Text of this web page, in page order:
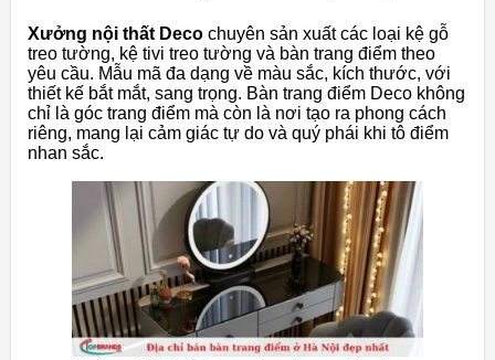
Xưởng nội thất Deco chuyên sản xuất các loại kệ gỗ
treo tường, kệ tivi treo tường và bàn trang điểm theo
yêu cầu. Mẫu mã đa dạng về màu sắc, kích thước, với
thiết kế bắt mắt, sang trọng. Bàn trang điểm Deco không
chỉ là góc trang điểm mà còn là nơi tạo ra phong cách
riêng, mang lại cảm giác tự do và quý phái khi tô điểm
nhan sắc.